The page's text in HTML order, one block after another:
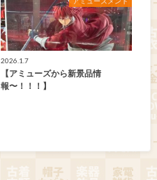
2026.1.7
【アミューズから新景品情
報〜！！！】